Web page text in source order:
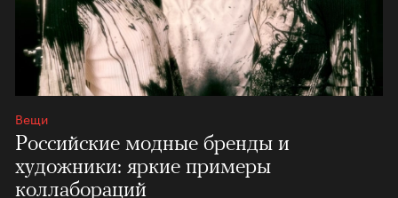
Вещи
Российские модные бренды и
художники: яркие примеры
коллабораций